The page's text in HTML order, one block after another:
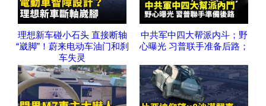
理想新车碰小石头 直接断轴
“崴脚”！蔚来电动车油门和刹
车失灵
中共军中四大帮派内斗；野
心曝光 习普联手准备后路；